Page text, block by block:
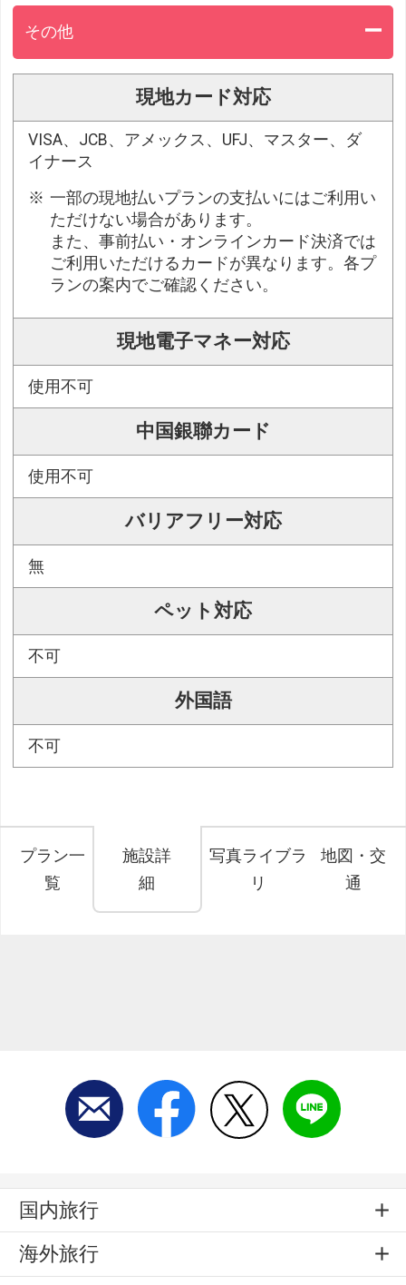
その他
現地カード対応
VISA、JCB、アメックス、UFJ、マスター、ダ
イナース
一部の現地払いプランの支払いにはご利用い
ただけない場合があります。
また、事前払い・オンラインカード決済では
ご利用いただけるカードが異なります。各プ
ランの案内でご確認ください。
現地電子マネー対応
使用不可
中国銀聯カード
使用不可
バリアフリー対応
無
ペット対応
不可
外国語
不可
プラン一
覧
施設詳
細
写真ライブラ
リ
地図・交
通
国内旅行
海外旅行